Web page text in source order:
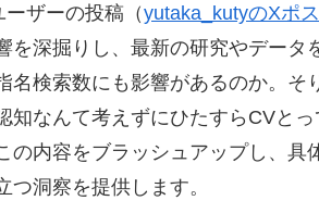
ザーの投稿（yutaka_kutyのXポ
を深掘りし、最新の研究やデータ
名検索数にも影響があるのか。
知なんて考えずにひたすらCVと
の内容をブラッシュアップし、
つ洞察を提供します。